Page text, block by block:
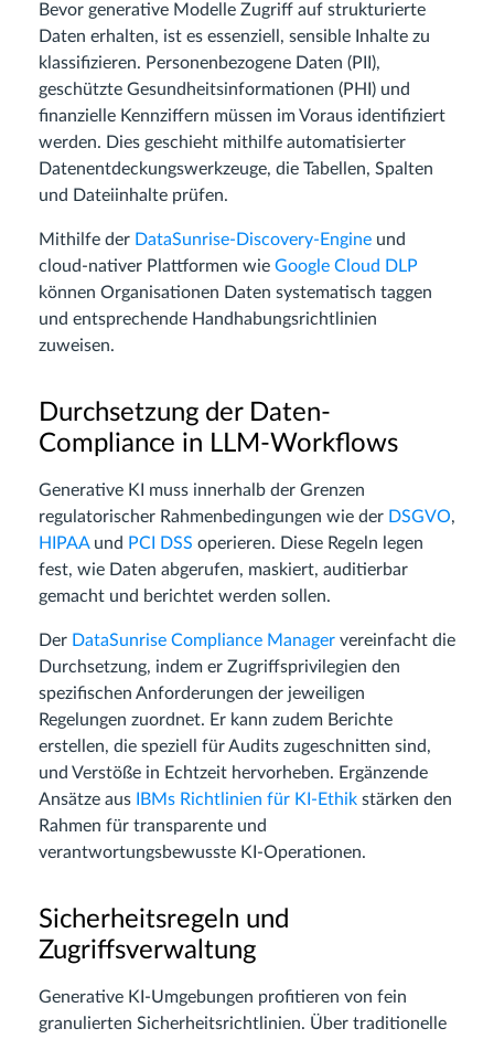
Bevor generative Modelle Zugriff auf strukturierte
Daten erhalten, ist es essenziell, sensible Inhalte zu
klassifizieren. Personenbezogene Daten (PII),
geschützte Gesundheitsinformationen (PHI) und
finanzielle Kennziffern müssen im Voraus identifiziert
werden. Dies geschieht mithilfe automatisierter
Datenentdeckungswerkzeuge, die Tabellen, Spalten
und Dateiinhalte prüfen.
Mithilfe der DataSunrise-Discovery-Engine und
cloud-nativer Plattformen wie Google Cloud DLP
können Organisationen Daten systematisch taggen
und entsprechende Handhabungsrichtlinien
zuweisen.
Durchsetzung der Daten-
Compliance in LLM-Workflows
Generative KI muss innerhalb der Grenzen
regulatorischer Rahmenbedingungen wie der DSGVO,
HIPAAund PCI DSS operieren. Diese Regeln legen
fest, wie Daten abgerufen, maskiert, auditierbar
gemacht und berichtet werden sollen.
Der DataSunrise Compliance Manager vereinfacht die
Durchsetzung, indem er Zugriffsprivilegien den
spezifischen Anforderungen der jeweiligen
Regelungen zuordnet. Er kann zudem Berichte
erstellen, die speziell für Audits zugeschnitten sind,
und Verstöße in Echtzeit hervorheben. Ergänzende
Ansätze aus
IBMs Richtlinien für KI-Ethik stärken den
Rahmen für transparente und
verantwortungsbewusste KI-Operationen.
Sicherheitsregeln und
Zugriffsverwaltung
Generative KI-Umgebungen profitieren von fein
granulierten Sicherheitsrichtlinien. Über traditionelle